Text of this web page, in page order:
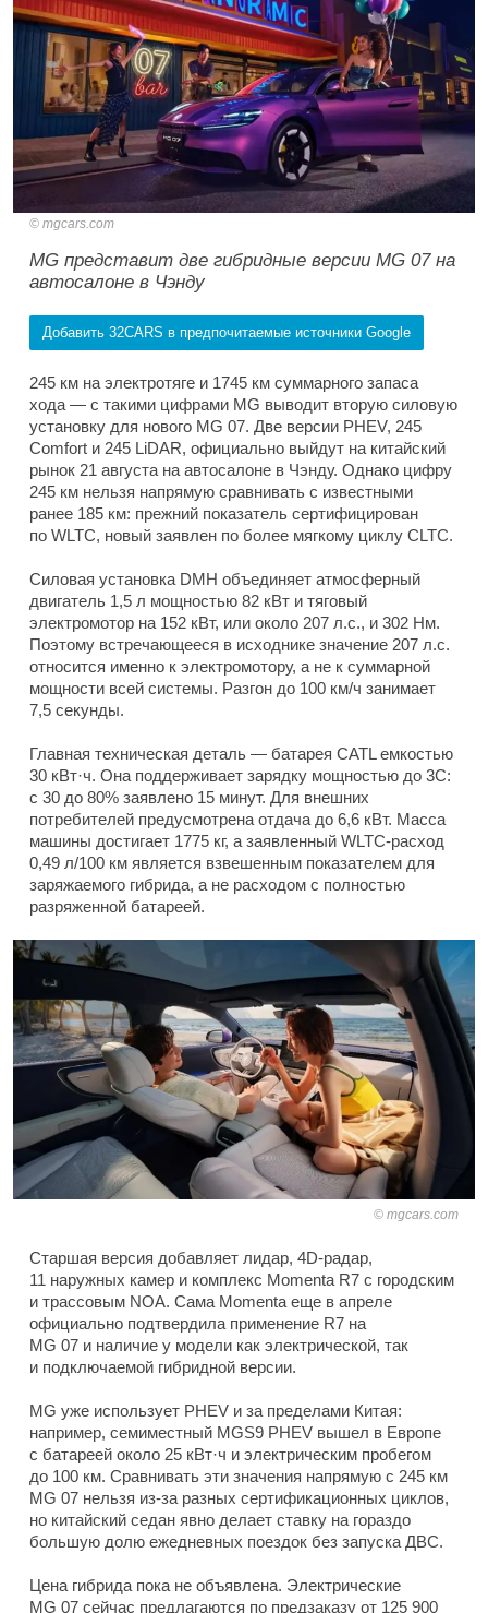
mgcars.com
MG представит две гибридные версии MG 07 на
автосалоне в Чэнду
Добавить 32CARS в предпочитаемые источники Google
245 км на электротяге и 1745 км суммарного запаса
хода — с такими цифрами MG выводит вторую силовую
установку для нового MG 07. Две версии PHEV, 245
Comfort и 245 LiDAR, официально выйдут на китайский
рынок 21 августа на автосалоне в Чэнду. Однако цифру
245 км нельзя напрямую сравнивать с известными
ранее 185 км: прежний показатель сертифицирован
по WLTC, новый заявлен по более мягкому циклу CLTC.
Силовая установка DMH объединяет атмосферный
двигатель 1,5 л мощностью 82 кВт и тяговый
электромотор на 152 кВт, или около 207 л.с., и 302 Нм.
Поэтому встречающееся в исходнике значение 207 л.с.
относится именно к электромотору, а не к суммарной
мощности всей системы. Разгон до 100 км/ч занимает
7,5 секунды.
Главная техническая деталь — батарея CATL емкостью
30 кВт·ч. Она поддерживает зарядку мощностью до 3C:
с 30 до 80% заявлено 15 минут. Для внешних
потребителей предусмотрена отдача до 6,6 кВт. Масса
машины достигает 1775 кг, а заявленный WLTC-расход
0,49 л/100 км является взвешенным показателем для
заряжаемого гибрида, а не расходом с полностью
разряженной батареей.
mgcars.com
Старшая версия добавляет лидар, 4D-радар,
11 наружных камер и комплекс Momenta R7 с городским
и трассовым NOA. Сама Momenta еще в апреле
официально подтвердила применение R7 на
MG 07 и наличие у модели как электрической, так
и подключаемой гибридной версии.
MG уже использует PHEV и за пределами Китая:
например, семиместный MGS9 PHEV вышел в Европе
с батареей около 25 кВт·ч и электрическим пробегом
до 100 км. Сравнивать эти значения напрямую с 245 км
MG 07 нельзя из-за разных сертификационных циклов,
но китайский седан явно делает ставку на гораздо
большую долю ежедневных поездок без запуска ДВС.
Цена гибрида пока не объявлена. Электрические
MG 07 сейчас предлагаются по предзаказу от 125 900